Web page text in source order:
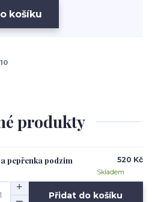
košíku
produkty
pepřenka podzim 520 Kč
Skladem
Přidat do košíku